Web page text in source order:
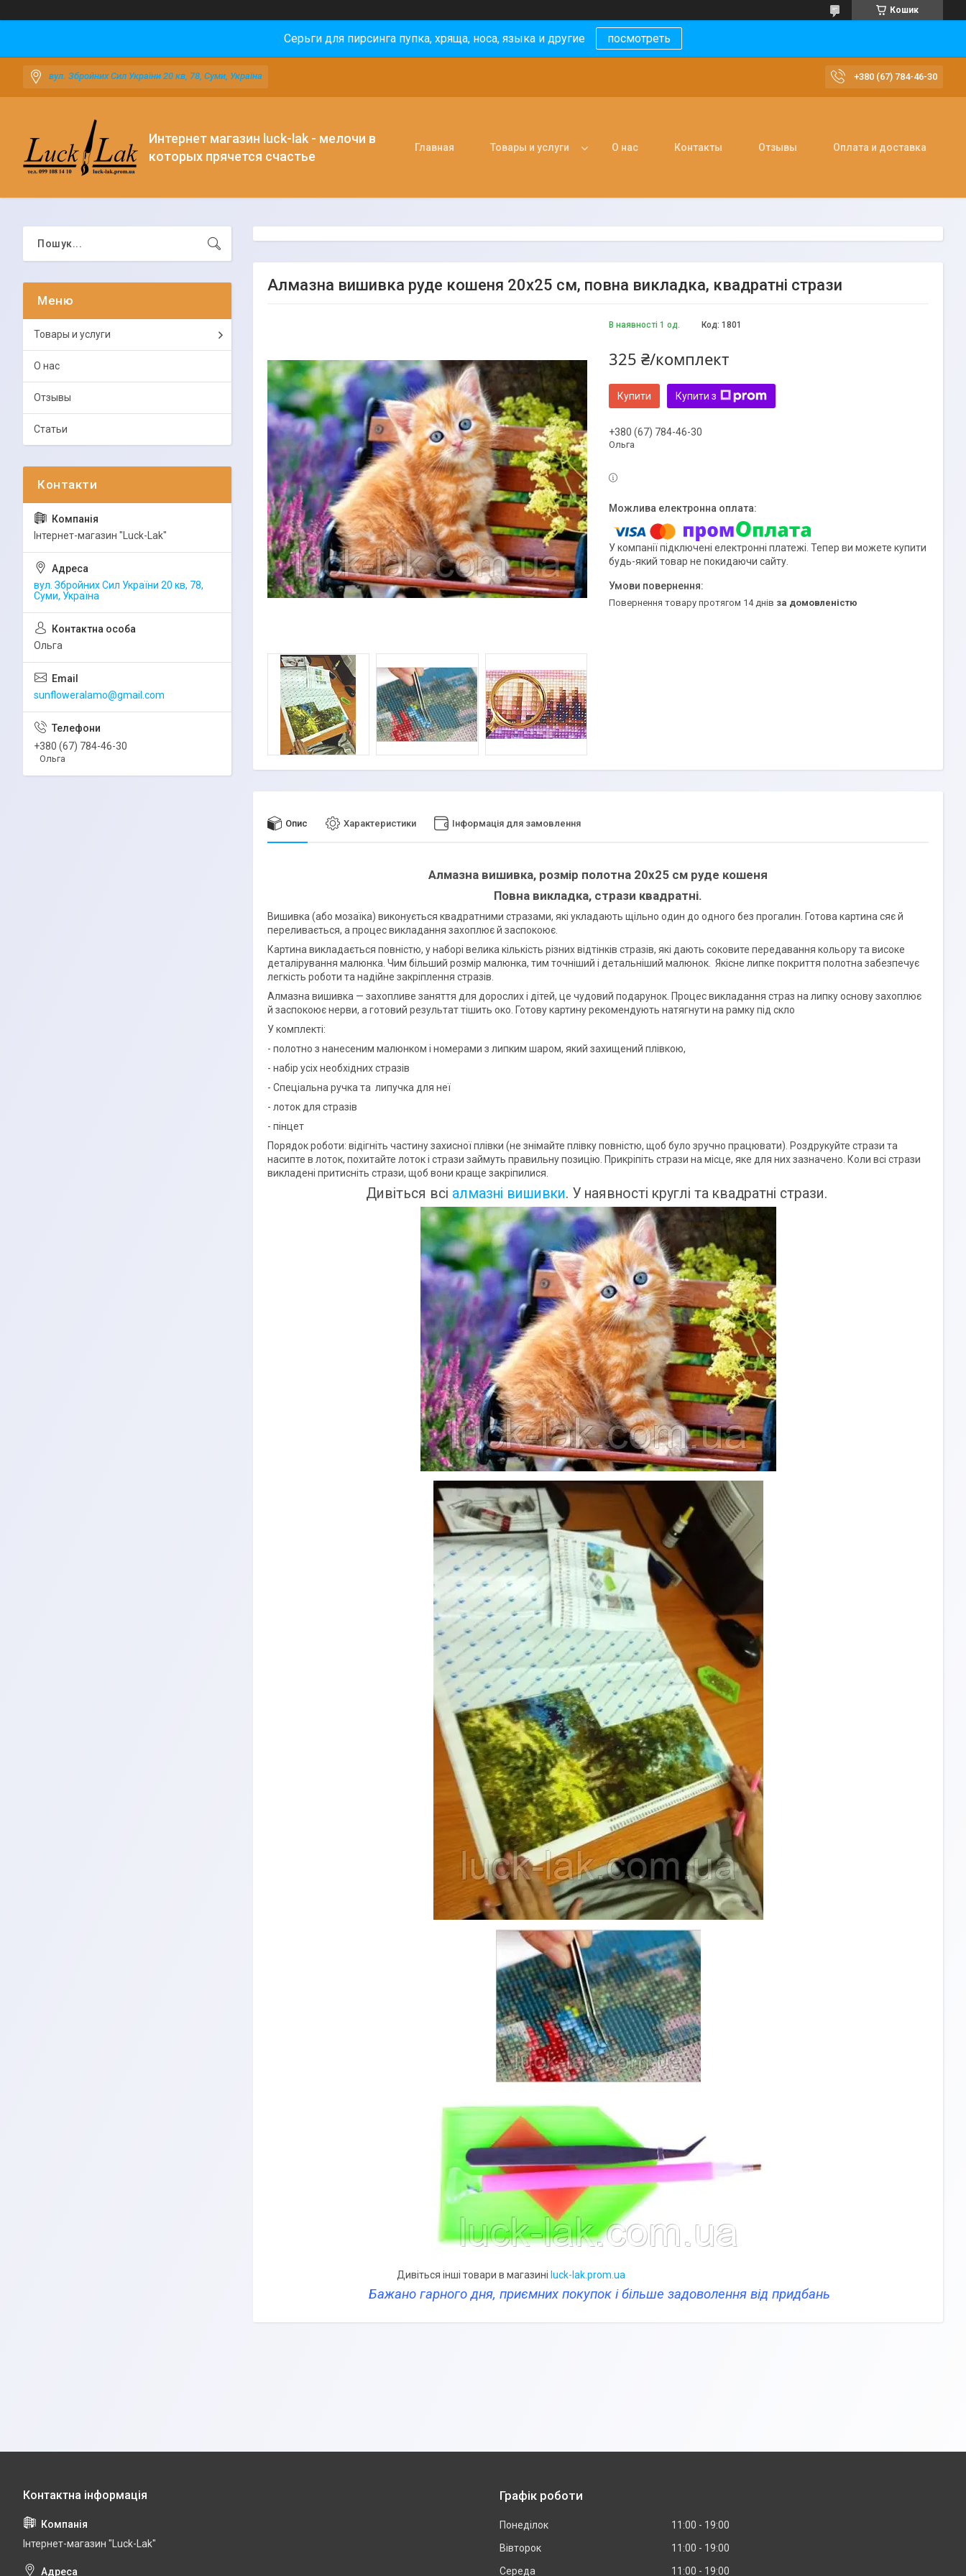
Кошик
Серьги для пирсинга пупка, хряща, носа, языка и другие посмотреть
вул. Збройних Сил України 20 кв, 78, Суми, Україна +380 (67) 784-46-30
Интернет магазин luck-lak - мелочи в
которых прячется счастье
Главная Товары и услуги О нас Контакты Отзывы Оплата и доставка
Алмазна вишивка руде кошеня 20х25 см, повна викладка, квадратні стрази
В наявності 1 од. Код: 1801
325 ₴/комплект
Купити Купити з
+380 (67) 784-46-30
Ольга
У компанії підключені електронні платежі. Тепер ви можете купити
будь-який товар не покидаючи сайту.
повернення товару протягом 14 днів за домовленістю
Опис Характеристики Інформація для замовлення
Алмазна вишивка, розмір полотна 20х25 см руде кошеня
Повна викладка, стрази квадратні.
Вишивка (або мозаїка) виконується квадратними стразами, які укладають щільно один до одного без прогалин. Готова картина сяє й
переливається, а процес викладання захоплює й заспокоює.
Картина викладається повністю, у наборі велика кількість різних відтінків стразів, які дають соковите передавання кольору та високе
деталірування малюнка. Чим більший розмір малюнка, тим точніший і детальніший малюнок. Якісне липке покриття полотна забезпечує
легкість роботи та надійне закріплення стразів.
Алмазна вишивка — захопливе заняття для дорослих і дітей, це чудовий подарунок. Процес викладання страз на липку основу захоплює
й заспокоює нерви, а готовий результат тішить око. Готову картину рекомендують натягнути на рамку під скло
У комплекті:
- полотно з нанесеним малюнком і номерами з липким шаром, який захищений плівкою,
- набір усіх необхідних стразів
- Спеціальна ручка та липучка для неї
- лоток для стразів
- пінцет
Порядок роботи: відігніть частину захисної плівки (не знімайте плівку повністю, щоб було зручно працювати). Роздрукуйте стрази та
насипте в лоток, похитайте лоток і стрази займуть правильну позицію. Прикріпіть стрази на місце, яке для них зазначено. Коли всі стрази
викладені притисніть стрази, щоб вони краще закріпилися.
Дивіться всі алмазні вишивки. У наявності круглі та квадратні стрази.
Дивіться інші товари в магазині luck-lak.prom.ua
Бажано гарного дня, приємних покупок і більше задоволення від придбань
Товары и услуги
О нас
Отзывы
Статьи
Інтернет-магазин "Luck-Lak"
вул. Збройних Сил України 20 кв, 78,
Суми, Україна
Ольга
sunfloweralamo@gmail.com
+380 (67) 784-46-30
Ольга
Інтернет-магазин "Luck-Lak"
Графік роботи
Понеділок 11:00
19:00
Вівторок
11:00
19:00
Середа
11:00 19:00